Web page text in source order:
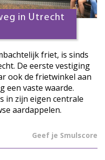
in Utrecht
friet, is sinds
De eerste vestiging
ook de frietwinkel aan
een vaste waarde.
in zijn eigen centrale
aardappelen.
Geef je Smulscore